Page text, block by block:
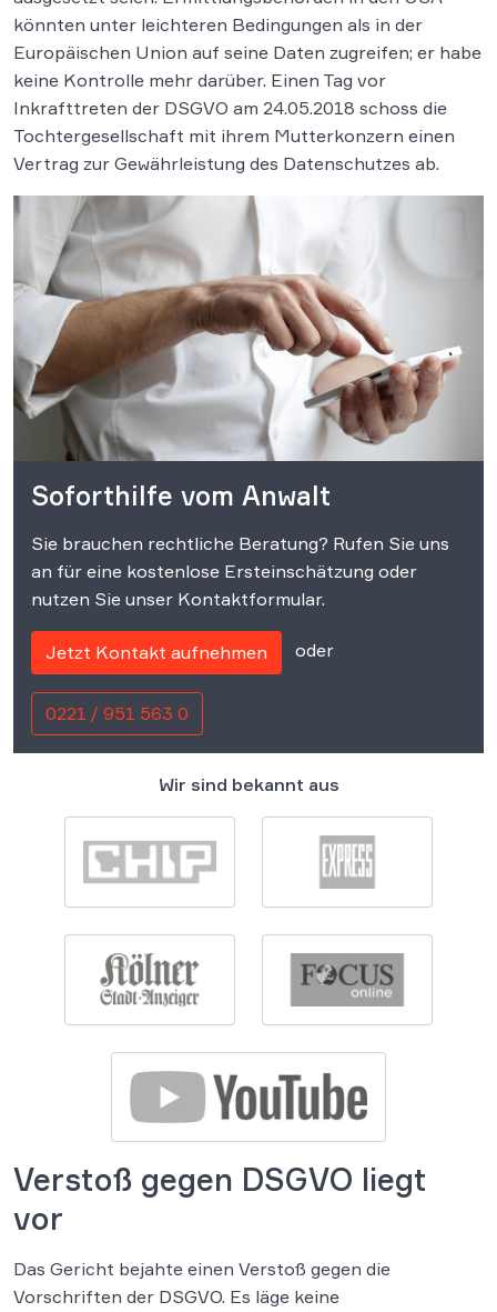
könnten unter leichteren Bedingungen als in der
Europäischen Union auf seine Daten zugreifen; er habe
keine Kontrolle mehr darüber. Einen Tag vor
Inkrafttreten der DSGVO am 24.05.2018 schoss die
Tochtergesellschaft mit ihrem Mutterkonzern einen
Vertrag zur Gewährleistung des Datenschutzes ab.
Soforthilfe vom Anwalt
Sie brauchen rechtliche Beratung? Rufen Sie uns
an für eine kostenlose Ersteinschätzung oder
nutzen Sie unser Kontaktformular.
Jetzt Kontakt aufnehmen oder
0221 / 951 563 0
Wir sind bekannt aus
Verstoß gegen DSGVO liegt
vor
Das Gericht bejahte einen Verstoß gegen die
Vorschriften der DSGVO. Es läge keine